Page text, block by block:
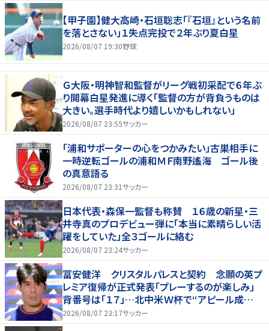
【甲子園】健大高崎・石垣聡志「『石垣』という名前
を落とさない」１失点完投で２年ぶり夏白星
2026/08/07 19:30野球
Ｇ大阪・明神智和監督がリーグ戦初采配で６年ぶ
り開幕白星発進に導く「監督の方が背負うものは
大きい。選手時代より嬉しいかもしれない」
2026/08/07 23:55サッカー
「浦和サポーターの心をつかみたい」古巣相手に
一時逆転ゴールの浦和ＭＦ南野遙海 ゴール後
の真意語る
2026/08/07 23:31サッカー
日本代表・森保一監督も称賛 １６歳の新星・三
井寺真のプロデビュー弾に「本当に素晴らしい活
躍をしていた」全３ゴールに絡む
2026/08/07 23:24サッカー
冨安健洋 クリスタルパレスと契約 念願の英プ
レミア復帰が正式発表「プレーするのが楽しみ」
背番号は「１７」…北中米Ｗ杯で“アピール成
功”鎌田大地と同僚に
2026/08/07 23:17サッカー